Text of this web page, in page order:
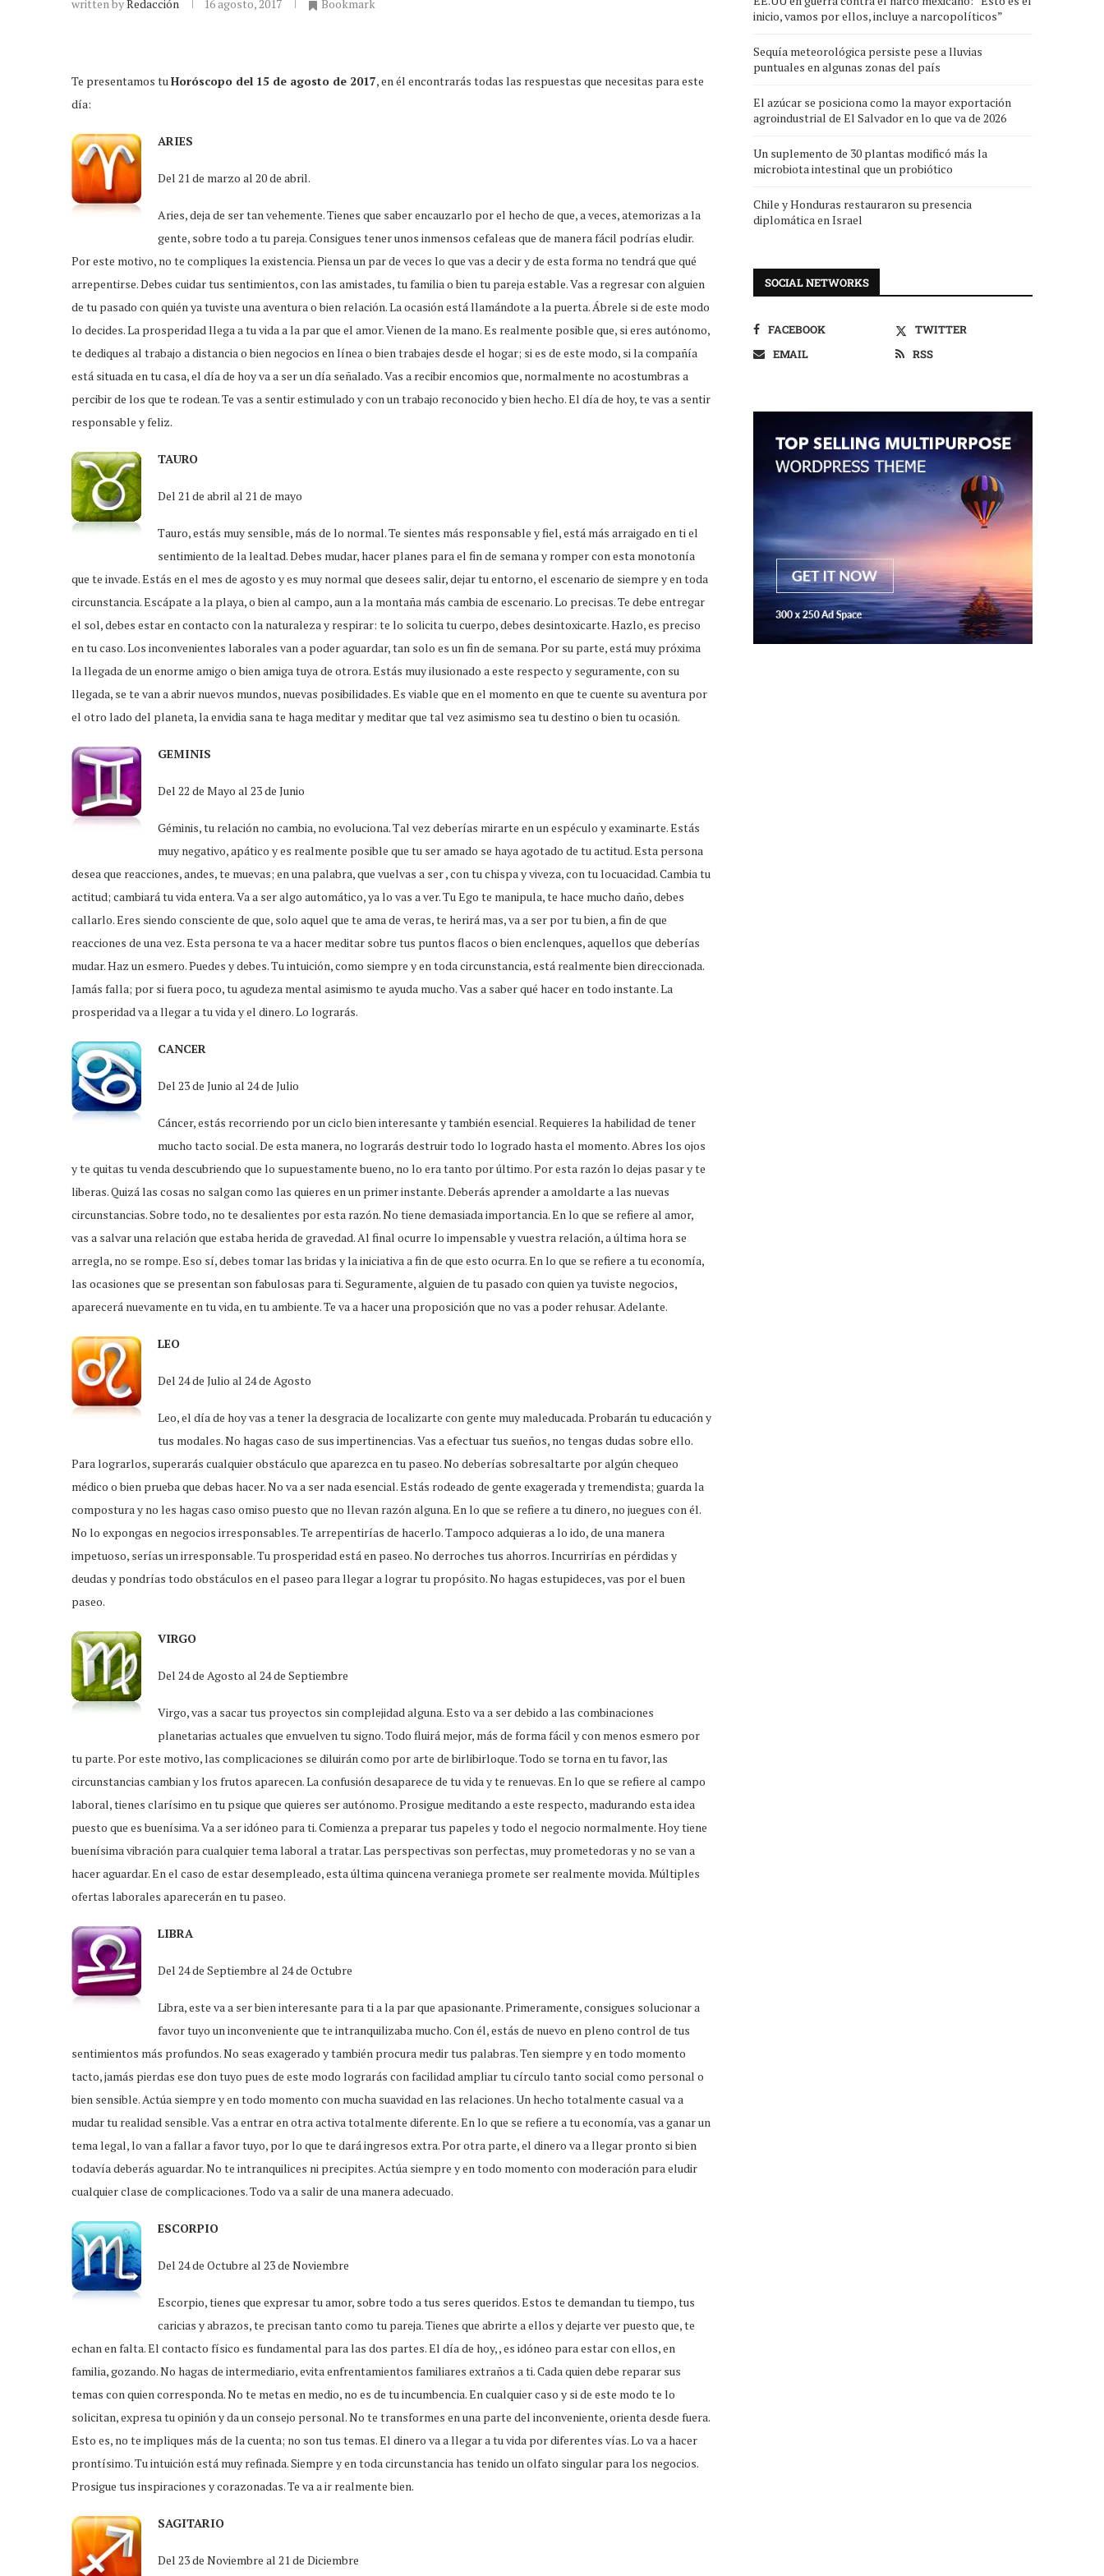
written byRedacción 16 agosto, 2017 Bookmark
Te presentamos tuHoróscopo del 15 de agosto de 2017, en él encontrarás todas las respuestas que necesitas para este
día:
ARIES
Del 21 de marzo al 20 de abril.
Aries, deja de ser tan vehemente. Tienes que saber encauzarlo por el hecho de que, a veces, atemorizas a la
gente, sobre todo a tu pareja. Consigues tener unos inmensos cefaleas que de manera fácil podrías eludir.
Por este motivo, no te compliques la existencia. Piensa un par de veces lo que vas a decir y de esta forma no tendrá que qué
arrepentirse. Debes cuidar tus sentimientos, con las amistades, tu familia o bien tu pareja estable. Vas a regresar con alguien
de tu pasado con quién ya tuviste una aventura o bien relación. La ocasión está llamándote a la puerta. Ábrele si de este modo
lo decides. La prosperidad llega a tu vida a la par que el amor. Vienen de la mano. Es realmente posible que, si eres autónomo,
te dediques al trabajo a distancia o bien negocios en línea o bien trabajes desde el hogar; si es de este modo, si la compañía
está situada en tu casa, el día de hoy va a ser un día señalado. Vas a recibir encomios que, normalmente no acostumbras a
percibir de los que te rodean. Te vas a sentir estimulado y con un trabajo reconocido y bien hecho. El día de hoy, te vas a sentir
responsable y feliz.
TAURO
Del 21 de abril al 21 de mayo
Tauro, estás muy sensible, más de lo normal. Te sientes más responsable y fiel, está más arraigado en ti el
sentimiento de la lealtad. Debes mudar, hacer planes para el fin de semana y romper con esta monotonía
que te invade. Estás en el mes de agosto y es muy normal que desees salir, dejar tu entorno, el escenario de siempre y en toda
circunstancia. Escápate a la playa, o bien al campo, aun a la montaña más cambia de escenario. Lo precisas. Te debe entregar
el sol, debes estar en contacto con la naturaleza y respirar: te lo solicita tu cuerpo, debes desintoxicarte. Hazlo, es preciso
en tu caso. Los inconvenientes laborales van a poder aguardar, tan solo es un fin de semana. Por su parte, está muy próxima
la llegada de un enorme amigo o bien amiga tuya de otrora. Estás muy ilusionado a este respecto y seguramente, con su
llegada, se te van a abrir nuevos mundos, nuevas posibilidades. Es viable que en el momento en que te cuente su aventura por
el otro lado del planeta, la envidia sana te haga meditar y meditar que tal vez asimismo sea tu destino o bien tu ocasión.
GEMINIS
Del 22 de Mayo al 23 de Junio
Géminis, tu relación no cambia, no evoluciona. Tal vez deberías mirarte en un espéculo y examinarte. Estás
muy negativo, apático y es realmente posible que tu ser amado se haya agotado de tu actitud. Esta persona
desea que reacciones, andes, te muevas; en una palabra, que vuelvas a ser , con tu chispa y viveza, con tu locuacidad. Cambia tu
actitud; cambiará tu vida entera. Va a ser algo automático, ya lo vas a ver. Tu Ego te manipula, te hace mucho daño, debes
callarlo. Eres siendo consciente de que, solo aquel que te ama de veras, te herirá mas, va a ser por tu bien, a fin de que
reacciones de una vez. Esta persona te va a hacer meditar sobre tus puntos flacos o bien enclenques, aquellos que deberías
mudar. Haz un esmero. Puedes y debes. Tu intuición, como siempre y en toda circunstancia, está realmente bien direccionada.
Jamás falla; por si fuera poco, tu agudeza mental asimismo te ayuda mucho. Vas a saber qué hacer en todo instante. La
prosperidad va a llegar a tu vida y el dinero. Lo lograrás.
CANCER
Del 23 de Junio al 24 de Julio
Cáncer, estás recorriendo por un ciclo bien interesante y también esencial. Requieres la habilidad de tener
mucho tacto social. De esta manera, no lograrás destruir todo lo logrado hasta el momento. Abres los ojos
y te quitas tu venda descubriendo que lo supuestamente bueno, no lo era tanto por último. Por esta razón lo dejas pasar y te
liberas. Quizá las cosas no salgan como las quieres en un primer instante. Deberás aprender a amoldarte a las nuevas
circunstancias. Sobre todo, no te desalientes por esta razón. No tiene demasiada importancia. En lo que se refiere al amor,
vas a salvar una relación que estaba herida de gravedad. Al final ocurre lo impensable y vuestra relación, a última hora se
arregla, no se rompe. Eso sí, debes tomar las bridas y la iniciativa a fin de que esto ocurra. En lo que se refiere a tu economía,
las ocasiones que se presentan son fabulosas para ti. Seguramente, alguien de tu pasado con quien ya tuviste negocios,
aparecerá nuevamente en tu vida, en tu ambiente. Te va a hacer una proposición que no vas a poder rehusar. Adelante.
LEO
Del 24 de Julio al 24 de Agosto
Leo, el día de hoy vas a tener la desgracia de localizarte con gente muy maleducada. Probarán tu educación y
tus modales. No hagas caso de sus impertinencias. Vas a efectuar tus sueños, no tengas dudas sobre ello.
Para lograrlos, superarás cualquier obstáculo que aparezca en tu paseo. No deberías sobresaltarte por algún chequeo
médico o bien prueba que debas hacer. No va a ser nada esencial. Estás rodeado de gente exagerada y tremendista; guarda la
compostura y no les hagas caso omiso puesto que no llevan razón alguna. En lo que se refiere a tu dinero, no juegues con él.
No lo expongas en negocios irresponsables. Te arrepentirías de hacerlo. Tampoco adquieras a lo ido, de una manera
impetuoso, serías un irresponsable. Tu prosperidad está en paseo. No derroches tus ahorros. Incurrirías en pérdidas y
deudas y pondrías todo obstáculos en el paseo para llegar a lograr tu propósito. No hagas estupideces, vas por el buen
paseo.
VIRGO
Del 24 de Agosto al 24 de Septiembre
Virgo, vas a sacar tus proyectos sin complejidad alguna. Esto va a ser debido a las combinaciones
planetarias actuales que envuelven tu signo. Todo fluirá mejor, más de forma fácil y con menos esmero por
tu parte. Por este motivo, las complicaciones se diluirán como por arte de birlibirloque. Todo se torna en tu favor, las
circunstancias cambian y los frutos aparecen. La confusión desaparece de tu vida y te renuevas. En lo que se refiere al campo
laboral, tienes clarísimo en tu psique que quieres ser autónomo. Prosigue meditando a este respecto, madurando esta idea
puesto que es buenísima. Va a ser idóneo para ti. Comienza a preparar tus papeles y todo el negocio normalmente. Hoy tiene
buenísima vibración para cualquier tema laboral a tratar. Las perspectivas son perfectas, muy prometedoras y no se van a
hacer aguardar. En el caso de estar desempleado, esta última quincena veraniega promete ser realmente movida. Múltiples
ofertas laborales aparecerán en tu paseo.
LIBRA
Del 24 de Septiembre al 24 de Octubre
Libra, este va a ser bien interesante para ti a la par que apasionante. Primeramente, consigues solucionar a
favor tuyo un inconveniente que te intranquilizaba mucho. Con él, estás de nuevo en pleno control de tus
sentimientos más profundos. No seas exagerado y también procura medir tus palabras. Ten siempre y en todo momento
tacto, jamás pierdas ese don tuyo pues de este modo lograrás con facilidad ampliar tu círculo tanto social como personal o
bien sensible. Actúa siempre y en todo momento con mucha suavidad en las relaciones. Un hecho totalmente casual va a
mudar tu realidad sensible. Vas a entrar en otra activa totalmente diferente. En lo que se refiere a tu economía, vas a ganar un
tema legal, lo van a fallar a favor tuyo, por lo que te dará ingresos extra. Por otra parte, el dinero va a llegar pronto si bien
todavía deberás aguardar. No te intranquilices ni precipites. Actúa siempre y en todo momento con moderación para eludir
cualquier clase de complicaciones. Todo va a salir de una manera adecuado.
ESCORPIO
Del 24 de Octubre al 23 de Noviembre
Escorpio, tienes que expresar tu amor, sobre todo a tus seres queridos. Estos te demandan tu tiempo, tus
caricias y abrazos, te precisan tanto como tu pareja. Tienes que abrirte a ellos y dejarte ver puesto que, te
echan en falta. El contacto físico es fundamental para las dos partes. El día de hoy, , es idóneo para estar con ellos, en
familia, gozando. No hagas de intermediario, evita enfrentamientos familiares extraños a ti. Cada quien debe reparar sus
temas con quien corresponda. No te metas en medio, no es de tu incumbencia. En cualquier caso y si de este modo te lo
solicitan, expresa tu opinión y da un consejo personal. No te transformes en una parte del inconveniente, orienta desde fuera.
Esto es, no te impliques más de la cuenta; no son tus temas. El dinero va a llegar a tu vida por diferentes vías. Lo va a hacer
prontísimo. Tu intuición está muy refinada. Siempre y en toda circunstancia has tenido un olfato singular para los negocios.
Prosigue tus inspiraciones y corazonadas. Te va a ir realmente bien.
SAGITARIO
Del 23 de Noviembre al 21 de Diciembre
inicio, vamos por ellos, incluye a narcopolíticos”
Sequía meteorológica persiste pese a lluvias
puntuales en algunas zonas del país
El azúcar se posiciona como la mayor exportación
agroindustrial de El Salvador en lo que va de 2026
Un suplemento de 30 plantas modificó más la
microbiota intestinal que un probiótico
Chile y Honduras restauraron su presencia
diplomática en Israel
SOCIAL NETWORKS
FACEBOOK
TWITTER
EMAIL
RSS